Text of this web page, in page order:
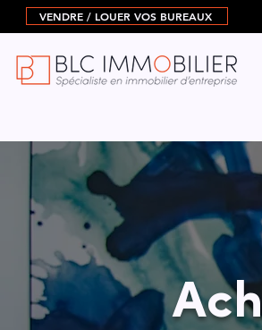
VENDRE / LOUER VOS BUREAUX